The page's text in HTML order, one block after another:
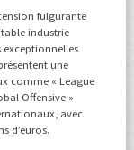
fulgurante
industrie
une
comme « League
Offensive »
avec
d’euros.